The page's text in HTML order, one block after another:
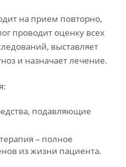
на прием повторно,
проводит оценку всех
выставляет
и назначает лечение.
подавляющие
– полное
из жизни пациента.